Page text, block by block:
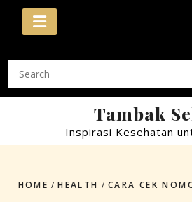
Skip
Tambak
Inspirasi Kesehatan
HOME /HEALTH / CARA CEK